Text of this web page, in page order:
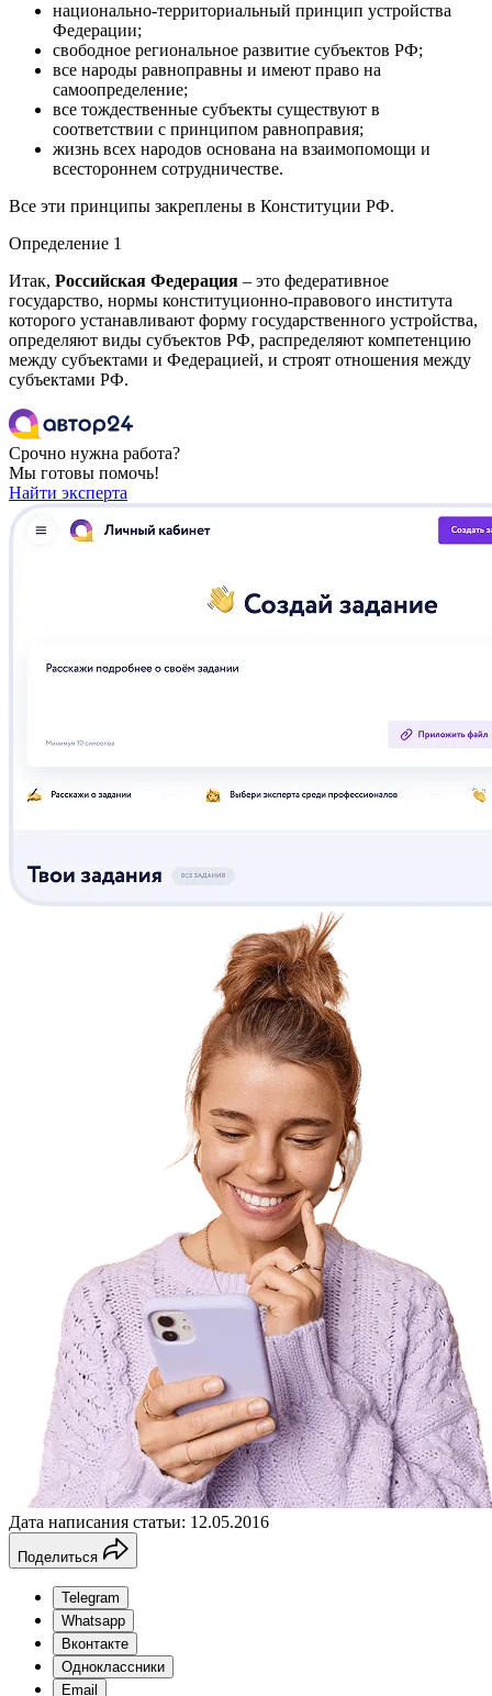
национально-территориальный принцип устройства
Федерации;
свободное региональное развитие субъектов РФ;
все народы равноправны и имеют право на
самоопределение;
все тождественные субъекты существуют в
соответствии с принципом равноправия;
жизнь всех народов основана на взаимопомощи и
всестороннем сотрудничестве.
Все эти принципы закреплены в Конституции РФ.
Определение 1
Итак, Российская Федерация – это федеративное
государство, нормы конституционно-правового института
которого устанавливают форму государственного устройства,
определяют виды субъектов РФ, распределяют компетенцию
между субъектами и Федерацией, и строят отношения между
субъектами РФ.
Срочно нужна работа?
Мы готовы помочь!
Найти эксперта
Дата написания статьи: 12.05.2016
Поделиться
Telegram
Whatsapp
Вконтакте
Одноклассники
Email